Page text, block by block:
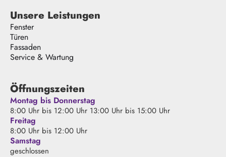
Unsere Leistungen
Fenster
Türen
Fassaden
Service & Wartung
Öffnungszeiten
Montag bis Donnerstag
8:00 Uhr bis 12:00 Uhr 13:00 Uhr bis 15:00 Uhr
Freitag
8:00 Uhr bis 12:00 Uhr
Samstag
geschlossen